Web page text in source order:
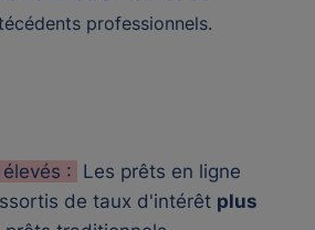
professionnels.
: Les prêts en ligne
de taux d'intérêt plus